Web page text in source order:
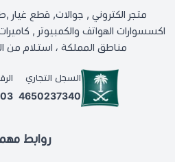
روابط
متجر الكتروني , جوالات, قطع غيار
اكسسوارات الهواتف والكمبيوتر ,
مناطق المملكة ، استلام من
السجل التجاري
4650237340